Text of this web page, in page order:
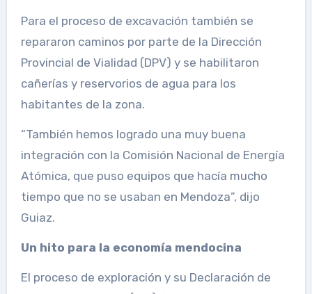
Para el proceso de excavación también se
repararon caminos por parte de la Dirección
Provincial de Vialidad (DPV) y se habilitaron
cañerías y reservorios de agua para los
habitantes de la zona.
“También hemos logrado una muy buena
integración con la Comisión Nacional de Energía
Atómica, que puso equipos que hacía mucho
tiempo que no se usaban en Mendoza”, dijo
Guiaz.
Un hito para la economía mendocina
El proceso de exploración y su Declaración de